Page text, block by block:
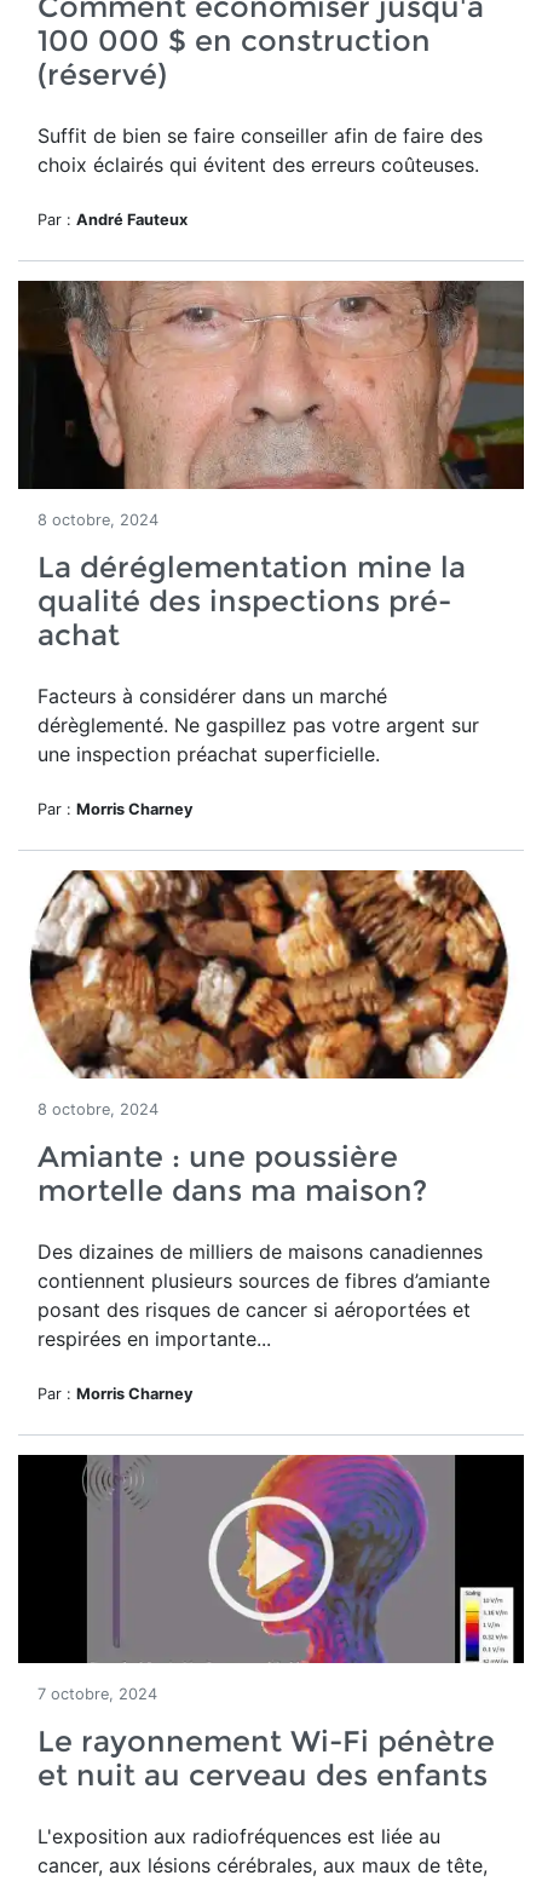
100 000 $ en construction
(réservé)
Suffit de bien se faire conseiller afin de faire des
choix éclairés qui évitent des erreurs coûteuses.
Par : André Fauteux
8 octobre, 2024
La déréglementation mine la
qualité des inspections pré-
achat
Facteurs à considérer dans un marché
dérèglementé. Ne gaspillez pas votre argent sur
une inspection préachat superficielle.
Par : Morris Charney
8 octobre, 2024
Amiante : une poussière
mortelle dans ma maison?
Des dizaines de milliers de maisons canadiennes
contiennent plusieurs sources de fibres d’amiante
posant des risques de cancer si aéroportées et
respirées en importante...
Par : Morris Charney
7 octobre, 2024
Le rayonnement Wi-Fi pénètre
et nuit au cerveau des enfants
L'exposition aux radiofréquences est liée au
cancer, aux lésions cérébrales, aux maux de tête,